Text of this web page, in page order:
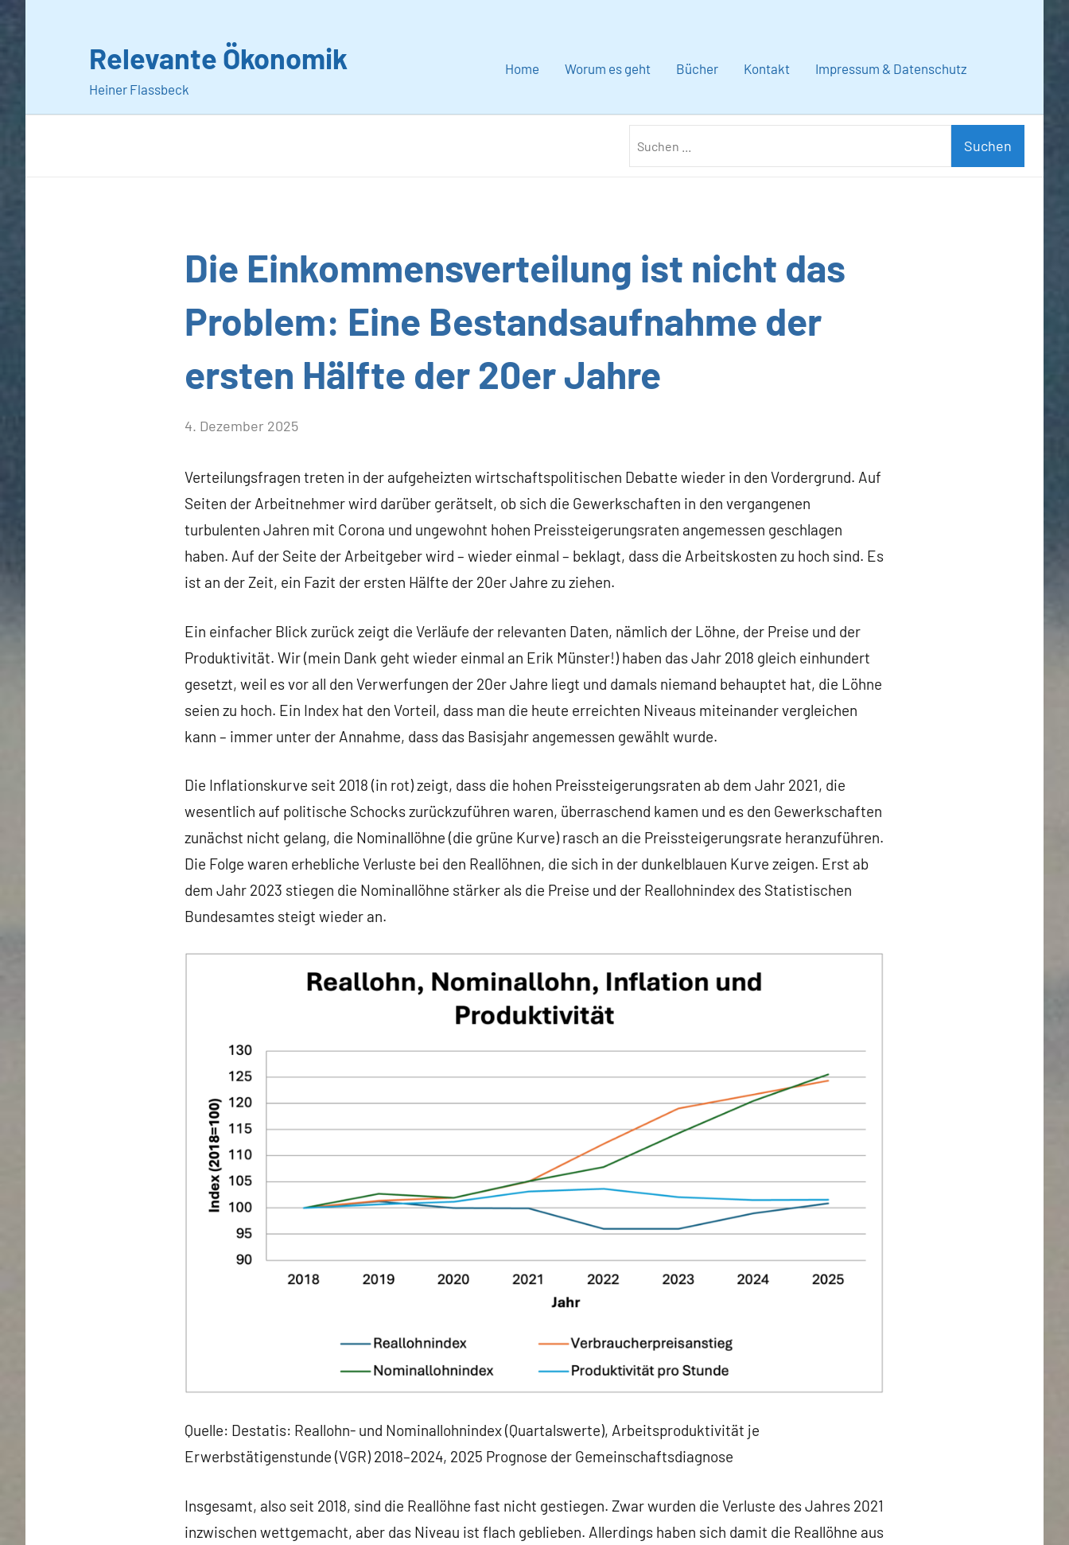
Relevante Ökonomik
Heiner Flassbeck
Home Worum es geht Bücher Kontakt Impressum & Datenschutz
Suchen
Allgemein
Die Einkommensverteilung ist nicht das
Problem: Eine Bestandsaufnahme der
ersten Hälfte der 20er Jahre
von
Flassbeck
4. Dezember 2025
Verteilungsfragen treten in der aufgeheizten wirtschaftspolitischen Debatte wieder in den Vordergrund. Auf
Seiten der Arbeitnehmer wird darüber gerätselt, ob sich die Gewerkschaften in den vergangenen
turbulenten Jahren mit Corona und ungewohnt hohen Preissteigerungsraten angemessen geschlagen
haben. Auf der Seite der Arbeitgeber wird – wieder einmal – beklagt, dass die Arbeitskosten zu hoch sind. Es
ist an der Zeit, ein Fazit der ersten Hälfte der 20er Jahre zu ziehen.
Ein einfacher Blick zurück zeigt die Verläufe der relevanten Daten, nämlich der Löhne, der Preise und der
Produktivität. Wir (mein Dank geht wieder einmal an Erik Münster!) haben das Jahr 2018 gleich einhundert
gesetzt, weil es vor all den Verwerfungen der 20er Jahre liegt und damals niemand behauptet hat, die Löhne
seien zu hoch. Ein Index hat den Vorteil, dass man die heute erreichten Niveaus miteinander vergleichen
kann – immer unter der Annahme, dass das Basisjahr angemessen gewählt wurde.
Die Inflationskurve seit 2018 (in rot) zeigt, dass die hohen Preissteigerungsraten ab dem Jahr 2021, die
wesentlich auf politische Schocks zurückzuführen waren, überraschend kamen und es den Gewerkschaften
zunächst nicht gelang, die Nominallöhne (die grüne Kurve) rasch an die Preissteigerungsrate heranzuführen.
Die Folge waren erhebliche Verluste bei den Reallöhnen, die sich in der dunkelblauen Kurve zeigen. Erst ab
dem Jahr 2023 stiegen die Nominallöhne stärker als die Preise und der Reallohnindex des Statistischen
Bundesamtes steigt wieder an.
Quelle: Destatis: Reallohn- und Nominallohnindex (Quartalswerte), Arbeitsproduktivität je
Erwerbstätigenstunde (VGR) 2018–2024, 2025 Prognose der Gemeinschaftsdiagnose
Insgesamt, also seit 2018, sind die Reallöhne fast nicht gestiegen. Zwar wurden die Verluste des Jahres 2021
inzwischen wettgemacht, aber das Niveau ist flach geblieben. Allerdings haben sich damit die Reallöhne aus